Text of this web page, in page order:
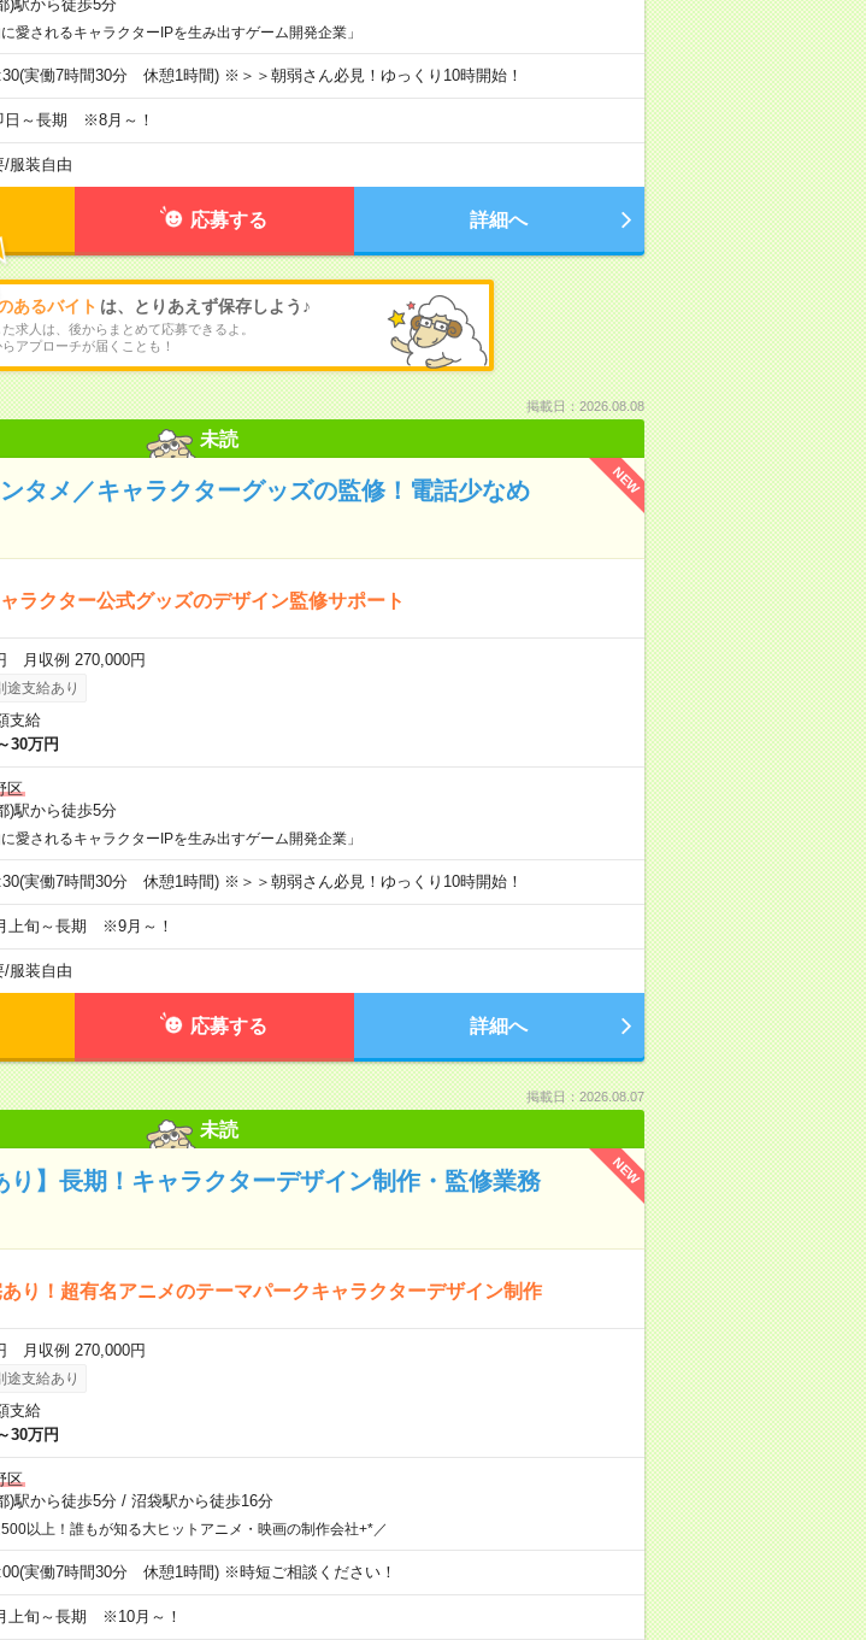
)駅から徒歩5分
に愛されるキャラクターIPを生み出すゲーム開発企業」
実働7時間30分 休憩1時間) ※＞＞朝弱さん必見！ゆっくり10時開始！
日～長期 ※8月～！
/服装自由
応募する 詳細へ
あるバイト は、とりあえず保存しよう♪
求人は、後からまとめて応募できるよ。
アプローチが届くことも！
掲載日：2026.08.08
未読
NEW
タメ／キャラクターグッズの監修！電話少なめ
ラクター公式グッズのデザイン監修サポート
月収例 270,000円
途支給あり
支給
30万円
区
)駅から徒歩5分
に愛されるキャラクターIPを生み出すゲーム開発企業」
実働7時間30分 休憩1時間) ※＞＞朝弱さん必見！ゆっくり10時開始！
上旬～長期 ※9月～！
/服装自由
応募する 詳細へ
掲載日：2026.08.07
未読
NEW
り】長期！キャラクターデザイン制作・監修業務
り！超有名アニメのテーマパークキャラクターデザイン制作
月収例 270,000円
途支給あり
支給
30万円
区
)駅から徒歩5分/ 沼袋駅から徒歩16分
以上！誰もが知る大ヒットアニメ・映画の制作会社+*／
実働7時間30分 休憩1時間) ※時短ご相談ください！
上旬～長期 ※10月～！